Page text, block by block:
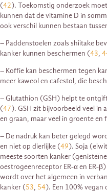
(42). Toekomstig onderzoek
kunnen dat de vitamine D in
ook verschil kunnen bestaan
– Paddenstoelen zoals shiitake
kanker kunnen beschermen (43,
– Koffie kan beschermen tegen
meer kaweol en cafestol, die
– Glutathion (GSH) helpt te
(47). GSH zit bijvoorbeeld veel in
en graan, maar veel in groente
– De nadruk kan beter gelegd
en niet op dierlijke (49). Soja
meeste soorten kanker
oestrogeenreceptor ER-α en ER-
wordt over het algemeen in
kanker (53, 54). Een 100%